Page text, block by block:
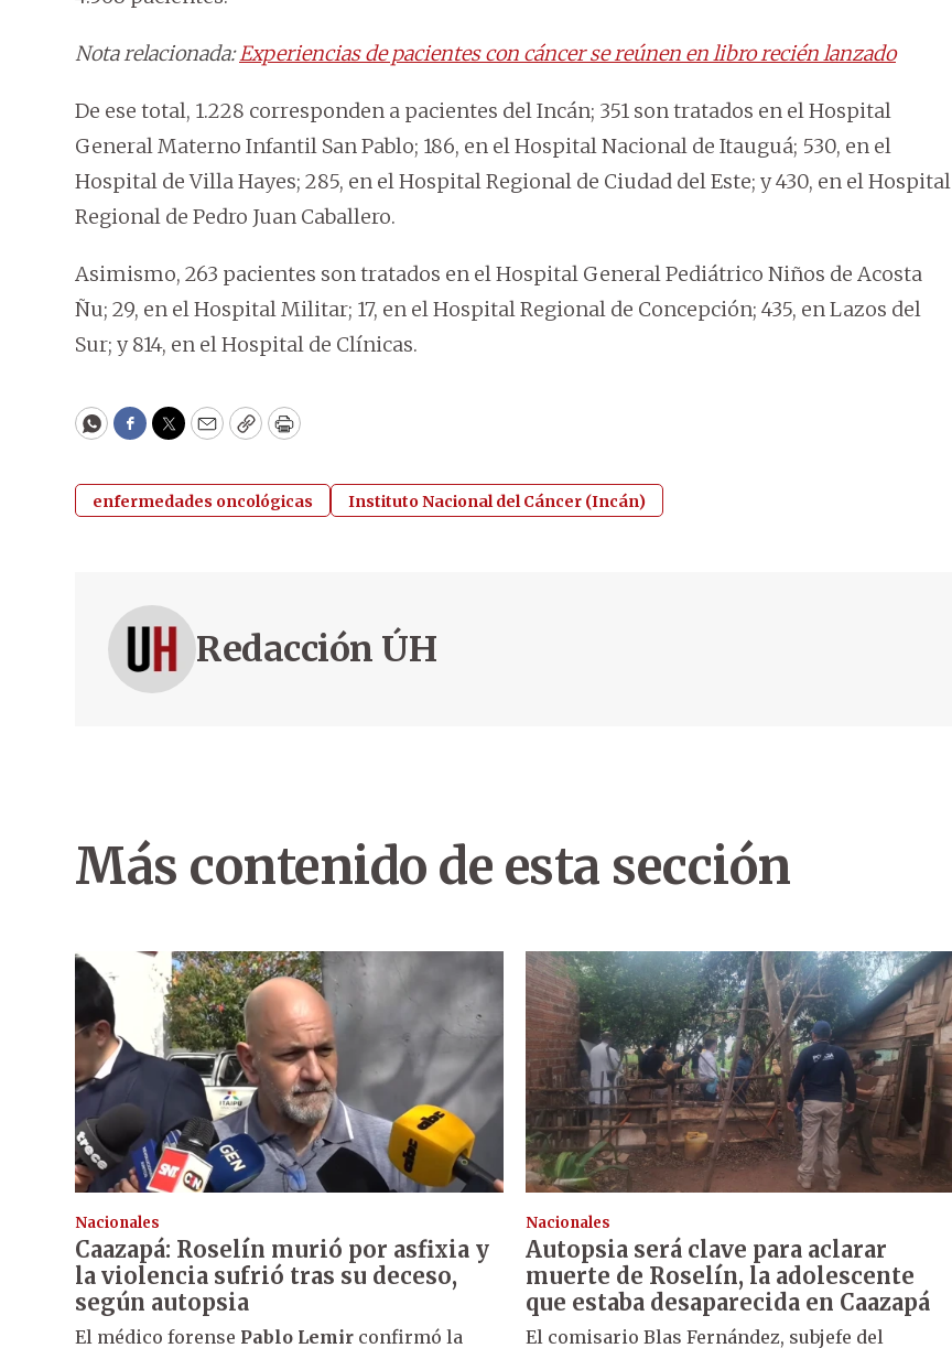
Nota relacionada:Experiencias de pacientes con cáncer se reúnen en libro recién lanzado
De ese total, 1.228 corresponden a pacientes del Incán; 351 son tratados en el Hospital
General Materno Infantil San Pablo; 186, en el Hospital Nacional de Itauguá; 530, en el
Hospital de Villa Hayes; 285, en el Hospital Regional de Ciudad del Este; y 430, en el Hospital
Regional de Pedro Juan Caballero.
Asimismo, 263 pacientes son tratados en el Hospital General Pediátrico Niños de Acosta
Ñu; 29, en el Hospital Militar; 17, en el Hospital Regional de Concepción; 435, en Lazos del
Sur; y 814, en el Hospital de Clínicas.
WhatsApp
Facebook
Twitter
EmailCopyPrint
enfermedades oncológicas Instituto Nacional del Cáncer (Incán)
Redacción ÚH
Más contenido de esta sección
Nacionales
Caazapá: Roselín murió por asfixia y
la violencia sufrió tras su deceso,
según autopsia
El médico forense Pablo Lemir confirmó la
Nacionales
Autopsia será clave para aclarar
muerte de Roselín, la adolescente
que estaba desaparecida en Caazapá
El comisario Blas Fernández, subjefe del